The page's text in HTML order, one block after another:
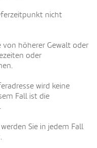
nicht
von höherer Gewalt oder
oder
wird keine
Fall ist die
Sie in jedem Fall